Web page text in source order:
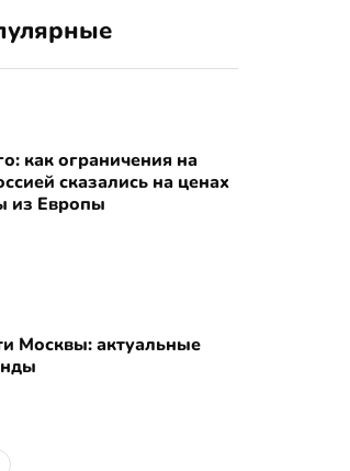
как ограничения на
сказались на ценах
из Европы
Москвы: актуальные